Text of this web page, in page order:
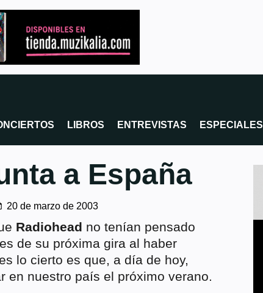
LIBROS ENTREVISTAS ESPECIALES
a España
20 de marzo de 2003
Radiohead no tenían pensado
de su próxima gira al haber
lo cierto es que, a día de hoy,
en nuestro país el próximo verano.